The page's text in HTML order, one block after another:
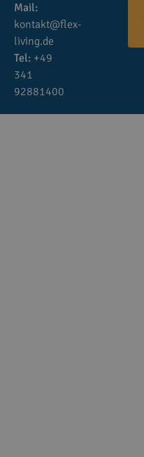
Mail:
kontakt@flex-
living.de
Tel: +49
341
92881400